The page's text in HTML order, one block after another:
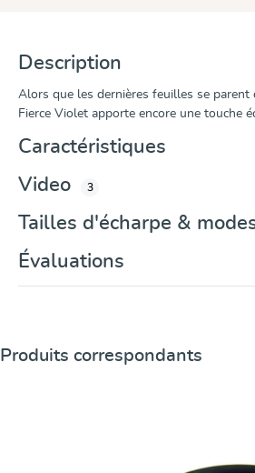
Description
Alors que les dernières feuilles se parent
Fierce Violet apporte encore une touche
Caractéristiques
Video
3
Tailles d'écharpe &
Évaluations
Ignorer la galerie de produits
Produits correspondants